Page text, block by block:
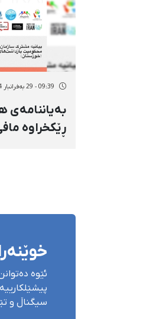
09:39 - 29 بەفرانبار 2724
بەیاننامەی
ڕێکخراوە
ئێوە
سیگناڵ و